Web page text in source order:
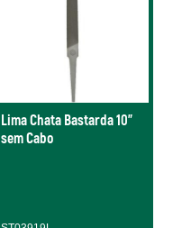
Lima Chata Bastarda 10"
sem Cabo